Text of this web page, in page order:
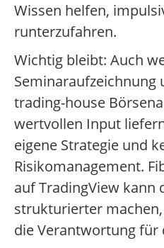
Wissen helfen,
runterzufahren.
Wichtig bleibt: Auch
Seminaraufzeichnung
trading-house
wertvollen Input
eigene Strategie und
Risikomanagement.
auf TradingView kann
strukturierter
die Verantwortung für